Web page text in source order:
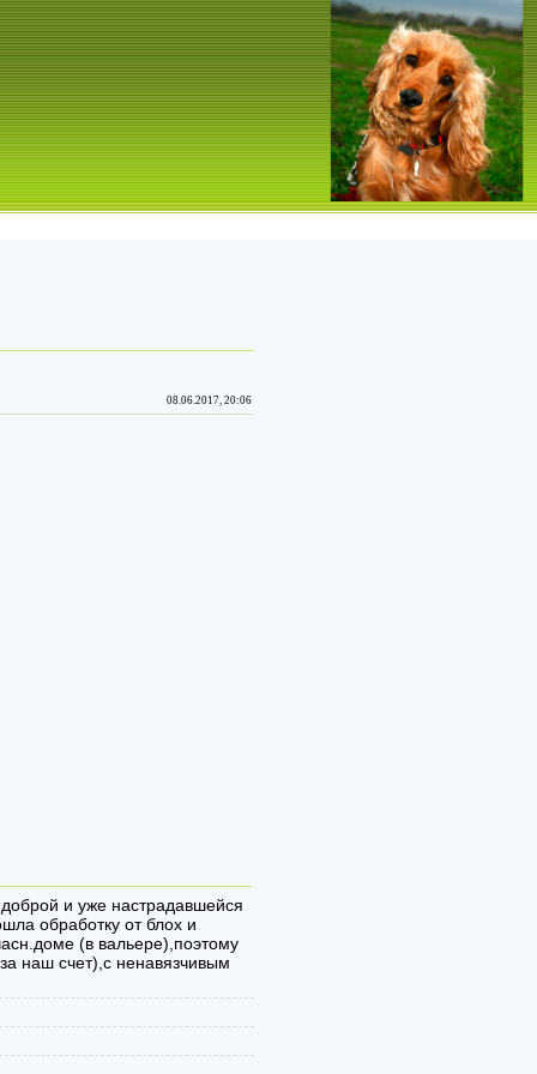
08.06.2017, 20:06
и уже настрадавшейся
обработку от блох и
(в вальере),поэтому
наш счет),с ненавязчивым